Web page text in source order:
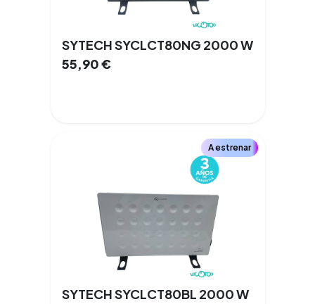
SYTECH SYCLCT80NG 2000 W
55,90€
A estrenar
SYTECH SYCLCT80BL 2000 W